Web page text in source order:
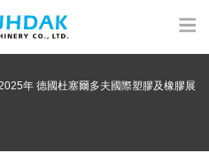
年 德國杜塞爾多夫國際塑膠及橡膠展